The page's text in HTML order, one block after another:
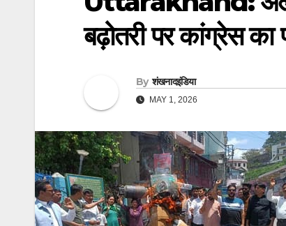
बढ़ोतरी पर कांग्रेस का
By शंखनादइंडिया
MAY 1, 2026